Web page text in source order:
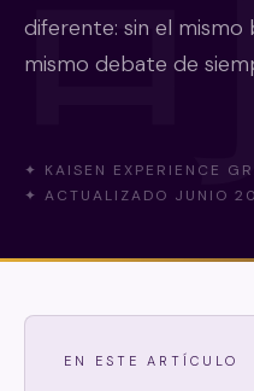
diferente: sin el mismo
mismo debate de
✦ KAISEN EXPERIENCE
✦ ACTUALIZADO JUNIO
EN ESTE ARTÍCULO